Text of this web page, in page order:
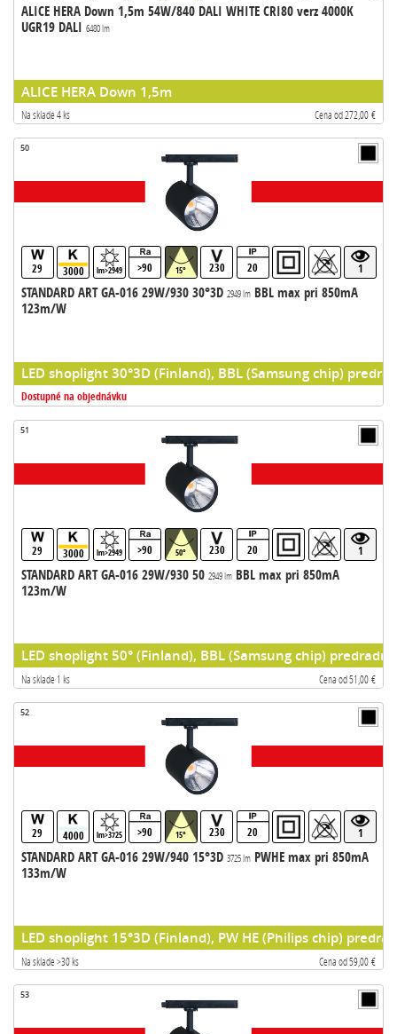
ALICE HERA Down 1,5m 54W/840 DALI WHITE CRI80 verz 4000K
UGR19 DALI 6480 lm
ALICE HERA Down 1,5m
Na sklade 4 ks Cena od 272,00 €
50
29 3000 lm>2949 >90 15° 230 20 1
STANDARD ART GA-016 29W/930 30°3D 2949 lmBBL max pri 850mA
123m/W
LED shoplight 30°3D (Finland), BBL (Samsung chip)
Dostupné na objednávku
51
29 3000 lm>2949 >90 50° 230 20 1
STANDARD ART GA-016 29W/930 50 2949 lmBBL max pri 850mA
123m/W
LED shoplight 50° (Finland), BBL (Samsung chip)
Na sklade 1 ks Cena od 51,00 €
52
29 4000 lm>3725 >90 15° 230 20 1
STANDARD ART GA-016 29W/940 15°3D 3725 lmPWHE max pri 850mA
133m/W
LED shoplight 15°3D (Finland), PW HE (Philips chip)
Na sklade >30 ks Cena od 59,00 €
53